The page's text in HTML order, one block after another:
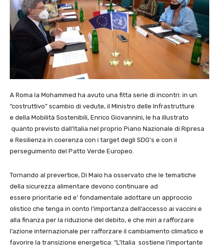
A Roma la Mohammed ha avuto una fitta serie di incontri: in un
“costruttivo” scambio di vedute, il Ministro delle Infrastrutture
e della Mobilità Sostenibili, Enrico Giovannini, le ha illustrato
quanto previsto dall’Italia nel proprio Piano Nazionale di Ripresa
e Resilienza in coerenza con i target degli SDG’s e con il
perseguimento del Patto Verde Europeo.
Tornando al prevertice, Di Maio ha osservato che le tematiche
della sicurezza alimentare devono continuare ad
essere prioritarie ed e’ fondamentale adottare un approccio
olistico che tenga in conto l’importanza dell’accesso ai vaccini e
alla finanza per la riduzione del debito, e che miri a rafforzare
l’azione internazionale per rafforzare il cambiamento climatico e
favorire la transizione energetica: “L’Italia sostiene l’importante